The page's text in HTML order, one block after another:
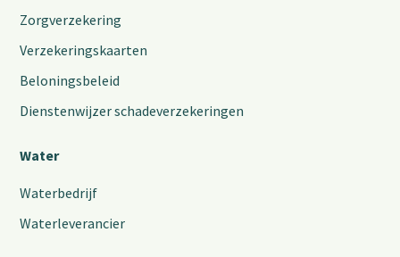
Zorgverzekering
Verzekeringskaarten
Beloningsbeleid
Dienstenwijzer schadeverzekeringen
Water
Waterbedrijf
Waterleverancier